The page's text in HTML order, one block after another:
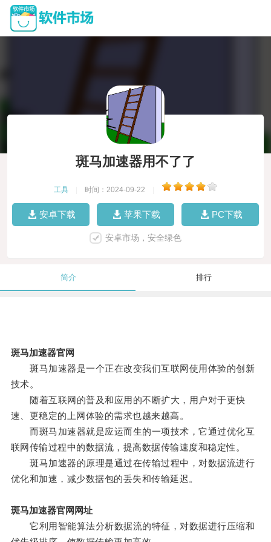
斑马加速器用不了了
工具 时间：2024-09-22
安卓下载 苹果下载 PC下载
安卓市场，安全绿色
简介 排行
斑马加速器官网
斑马加速器是一个正在改变我们互联网使用体验的创新
技术。
随着互联网的普及和应用的不断扩大，用户对于更快
速、更稳定的上网体验的需求也越来越高。
而斑马加速器就是应运而生的一项技术，它通过优化互
联网传输过程中的数据流，提高数据传输速度和稳定性。
斑马加速器的原理是通过在传输过程中，对数据流进行
优化和加速，减少数据包的丢失和传输延迟。
斑马加速器官网网址
它利用智能算法分析数据流的特征，对数据进行压缩和